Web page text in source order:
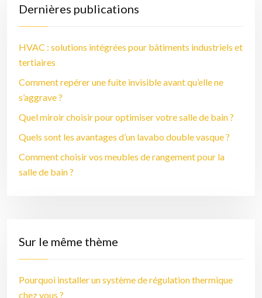
Dernières publications
HVAC : solutions intégrées pour bâtiments industriels et
tertiaires
Comment repérer une fuite invisible avant qu’elle ne
s’aggrave ?
Quel miroir choisir pour optimiser votre salle de bain ?
Quels sont les avantages d’un lavabo double vasque ?
Comment choisir vos meubles de rangement pour la
salle de bain ?
Sur le même thème
Pourquoi installer un système de régulation thermique
chez vous ?